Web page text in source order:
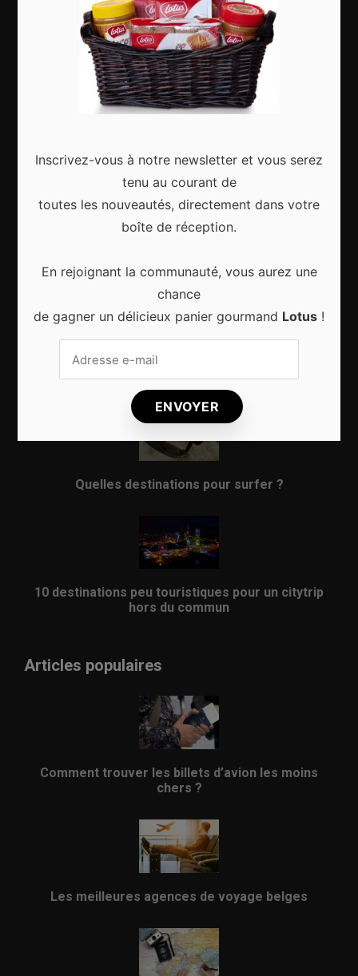
Articles récents
Gagnez le city trip de vos rêves pour Noël 2024
Sport d’hiver, cinq destinations incontournables
8 choses qui vous arrivent en prenant l’avion
Quelles destinations pour surfer ?
10 destinations peu touristiques pour un citytrip
hors du commun
Articles populaires
Comment trouver les billets d’avion les moins
chers ?
Les meilleures agences de voyage belges
Inscrivez-vous à notre newsletter et vous serez
tenu au courant de
toutes les nouveautés, directement dans votre
boîte de réception.
En rejoignant la communauté, vous aurez une
chance
de gagner un délicieux panier gourmand Lotus !